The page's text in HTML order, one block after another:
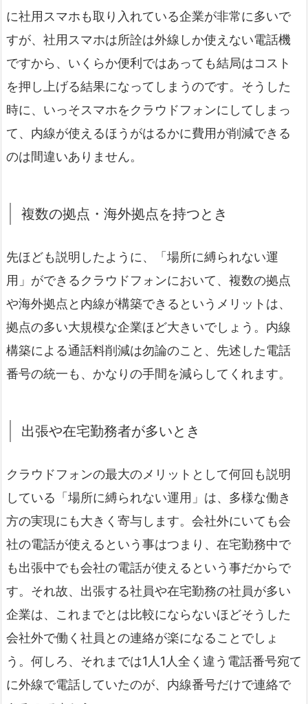
に社用スマホも取り入れている企業が非常に多いで
すが、社用スマホは所詮は外線しか使えない電話機
ですから、いくらか便利ではあっても結局はコスト
を押し上げる結果になってしまうのです。そうした
時に、いっそスマホをクラウドフォンにしてしまっ
て、内線が使えるほうがはるかに費用が削減できる
のは間違いありません。
複数の拠点・海外拠点を持つとき
先ほども説明したように、「場所に縛られない運
用」ができるクラウドフォンにおいて、複数の拠点
や海外拠点と内線が構築できるというメリットは、
拠点の多い大規模な企業ほど大きいでしょう。内線
構築による通話料削減は勿論のこと、先述した電話
番号の統一も、かなりの手間を減らしてくれます。
出張や在宅勤務者が多いとき
クラウドフォンの最大のメリットとして何回も説明
している「場所に縛られない運用」は、多様な働き
方の実現にも大きく寄与します。会社外にいても会
社の電話が使えるという事はつまり、在宅勤務中で
も出張中でも会社の電話が使えるという事だからで
す。それ故、出張する社員や在宅勤務の社員が多い
企業は、これまでとは比較にならないほどそうした
会社外で働く社員との連絡が楽になることでしょ
う。何しろ、それまでは1人1人全く違う電話番号宛て
に外線で電話していたのが、内線番号だけで連絡で